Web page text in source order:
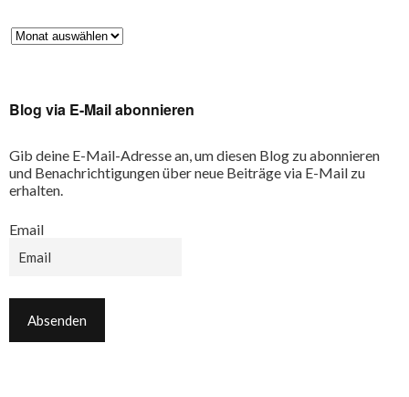
Blog via E-Mail abonnieren
Gib deine E-Mail-Adresse an, um diesen Blog zu abonnieren
und Benachrichtigungen über neue Beiträge via E-Mail zu
erhalten.
Email